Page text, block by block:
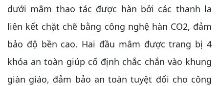
dưới mâm thao tác được hàn bởi các thanh la
liên kết chặt chẽ bằng công nghệ hàn CO2, đảm
bảo độ bền cao. Hai đầu mâm được trang bị 4
khóa an toàn giúp cố định chắc chắn vào khung
giàn giáo, đảm bảo an toàn tuyệt đối cho công